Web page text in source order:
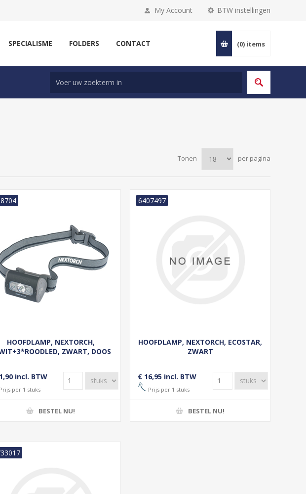
BTW instellingen
My Account
SPECIALISME FOLDERS CONTACT (0) items
Tonen per pagina
HOOFDLAMP, NEXTORCH,
ZWART, DOOS
incl. BTW
Prijs per 1 stuks
BESTEL NU!
HOOFDLAMP, NEXTORCH, ECOSTAR,
ZWART
6407497
€ 16,95 incl. BTW
Prijs per 1 stuks
BESTEL NU!